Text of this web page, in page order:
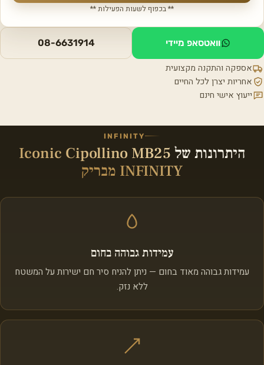
** בכפוף לשעות הפעילות **
וואטסאפ מיידי 08-6631914
אספקה והתקנה מקצועית
אחריות יצרן לכל החיים
ייעוץ אישי חינם
INFINITY
היתרונות של Iconic Cipollino MB25
INFINITY מבריק
עמידות גבוהה בחום
עמידות גבוהה מאוד בחום — ניתן להניח סיר חם ישירות על המשטח
ללא נזק.